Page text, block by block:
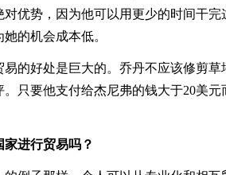
优势，因为他可以用更少的时间干
的机会成本低。
易的好处是巨大的。乔丹不应该修剪
。只要他支付给杰尼弗的钱大于20美
进行贸易吗？